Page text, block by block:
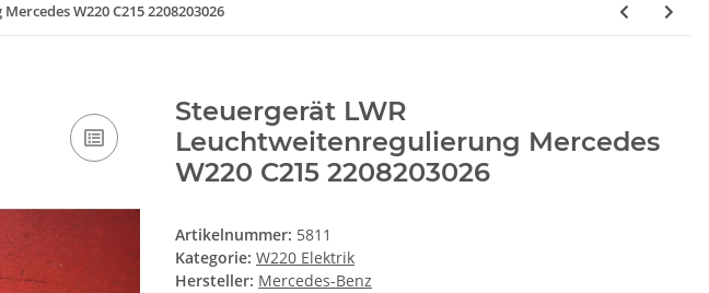
W220 C215 2208203026
Steuergerät LWR
Leuchtweitenregulierung Mercedes
W220 C215 2208203026
Artikelnummer: 5811
Kategorie: W220 Elektrik
Hersteller: Mercedes-Benz